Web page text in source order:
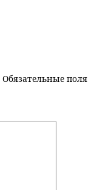
Обязательные поля